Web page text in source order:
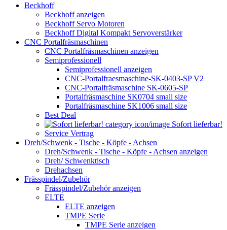
Beckhoff
Beckhoff anzeigen
Beckhoff Servo Motoren
Beckhoff Digital Kompakt Servoverstärker
CNC Portalfräsmaschinen
CNC Portalfräsmaschinen anzeigen
Semiprofessionell
Semiprofessionell anzeigen
CNC-Portalfraesmaschine-SK-0403-SP V2
CNC-Portalfräsmaschine SK-0605-SP
Portalfräsmaschine SK0704 small size
Portalfräsmaschine SK1006 small size
Best Deal
Sofort lieferbar!
Service Vertrag
Dreh/Schwenk - Tische - Köpfe - Achsen
Dreh/Schwenk - Tische - Köpfe - Achsen anzeigen
Dreh/ Schwenktisch
Drehachsen
Frässpindel/Zubehör
Frässpindel/Zubehör anzeigen
ELTE
ELTE anzeigen
TMPE Serie
TMPE Serie anzeigen